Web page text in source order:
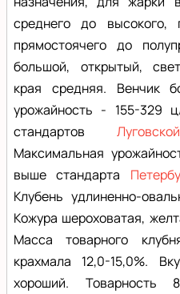
среднего до высокого,
прямостоячего до
большой, открытый,
края средняя. Венчик
урожайность - 155-329
стандартов Луговской
Максимальная
выше стандарта
Клубень удлиненно-
Кожура шероховатая,
Масса товарного
крахмала 12,0-15,0%.
хороший. Товарность